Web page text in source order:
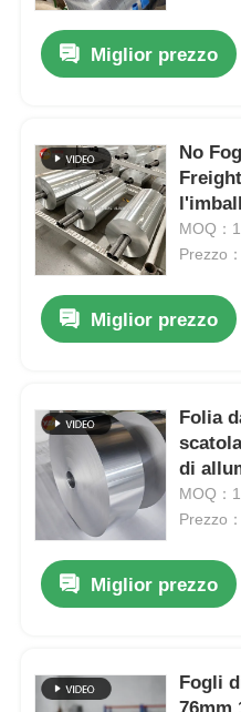
Miglior prezzo
No
e
MOQ：
Prezzo
Miglior prezzo
Folia
di
Leghe
MOQ：
Prezzo
Miglior prezzo
Fogli